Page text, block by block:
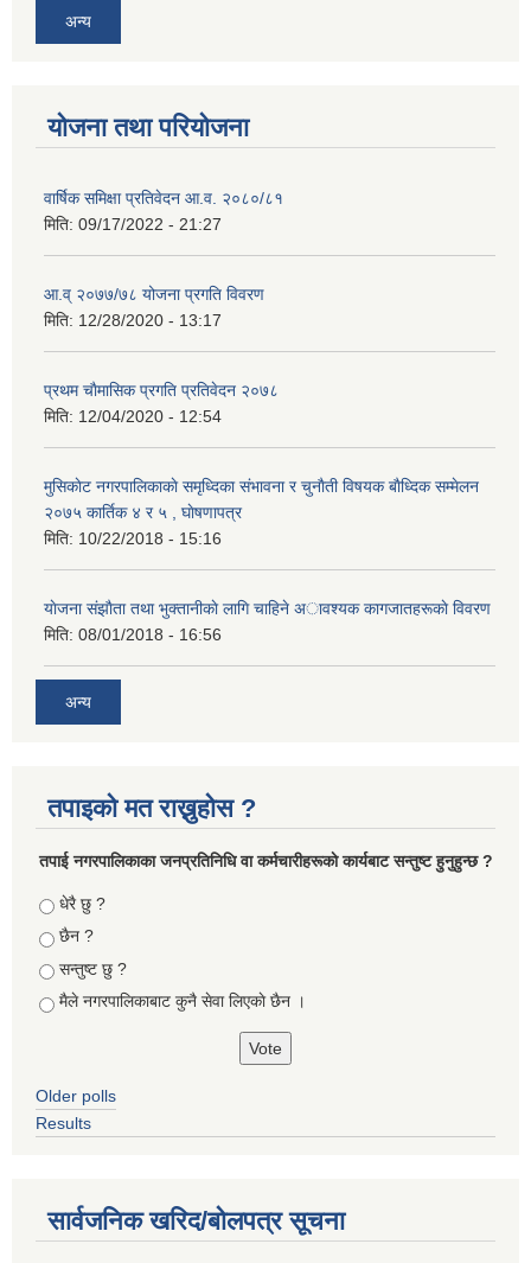
अन्य
योजना तथा परियोजना
वार्षिक समिक्षा प्रतिवेदन आ.व. २०८०/८१
मिति: 09/17/2022 - 21:27
आ.व् २०७७/७८ योजना प्रगति विवरण
मिति: 12/28/2020 - 13:17
प्रथम चाैमासिक प्रगति प्रतिवेदन २०७८
मिति: 12/04/2020 - 12:54
मुसिकाेट नगरपालिकाकाे समृध्दिका संभावना र चुनाैती विषयक बाैध्दिक सम्मेलन
२०७५ कार्तिक ४ र ५ , घाेषणापत्र
मिति: 10/22/2018 - 15:16
याेजना संझाैता तथा भुक्तानीकाे लागि चाहिने अावश्यक कागजातहरूकाे विवरण
मिति: 08/01/2018 - 16:56
अन्य
तपाइको मत राख्नुहोस ?
तपा‌ई नगरपालिकाका जनप्रतिनिधि वा कर्मचारीहरूकाे कार्यबाट सन्तुष्ट हुनुहुन्छ ?
Choices
धेरै छु ?
छैन ?
सन्तुष्ट छु ?
मैले नगरपालिकाबाट कुनै सेवा लिएकाे छैन ।
Older polls
Results
सार्वजनिक खरिद/बोलपत्र सूचना